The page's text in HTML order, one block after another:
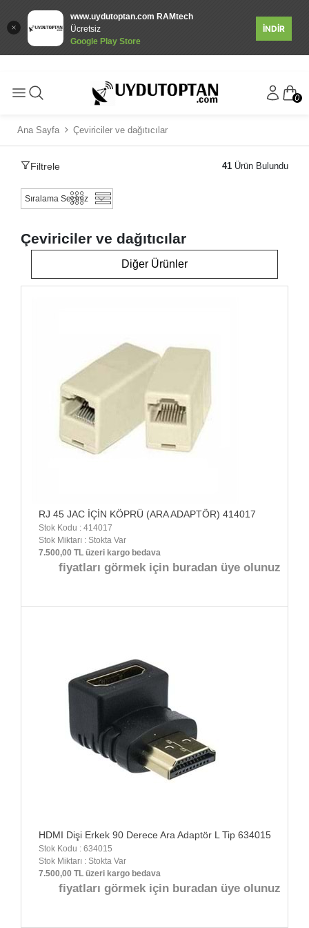
www.uydutoptan.com RAMtech
Ücretsiz
Google Play Store
İNDİR
0
Ana Sayfa Çeviriciler ve dağıtıcılar
Filtrele 41 Ürün Bulundu
Çeviriciler ve dağıtıcılar
Diğer Ürünler
RJ 45 JAC İÇİN KÖPRÜ (ARA ADAPTÖR) 414017
Stok Kodu : 414017
Stok Miktarı : Stokta Var
7.500,00 TL üzeri kargo bedava
fiyatları görmek için buradan üye olunuz
HDMI Dişi Erkek 90 Derece Ara Adaptör L Tip 634015
Stok Kodu : 634015
Stok Miktarı : Stokta Var
7.500,00 TL üzeri kargo bedava
fiyatları görmek için buradan üye olunuz